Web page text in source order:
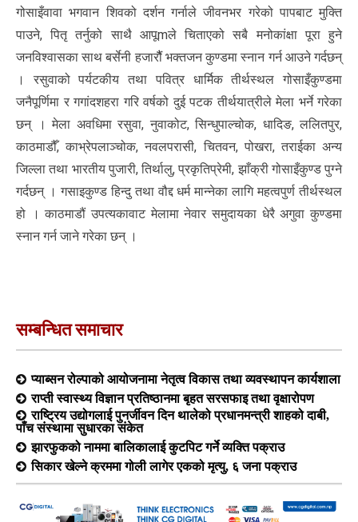
गोसाइँवावा भगवान शिवको दर्शन गर्नाले जीवनभर गरेको पापबाट मुक्ति
पाउने, पितृ तर्नुको साथै आपूmले चिताएको सबै मनोकांक्षा पूरा हुने
जनविश्वासका साथ बर्सेनी हजारौैं भक्तजन कुण्डमा स्नान गर्न आउने गर्दछन्
। रसुवाको पर्यटकीय तथा पवित्र धार्मिक तीर्थस्थल गोसाइँकुण्डमा
जनैपूर्णिमा र गगांदशहरा गरि वर्षको दुई पटक तीर्थयात्रीले मेला भर्ने गरेका
छन् । मेला अवधिमा रसुवा, नुवाकोट, सिन्धुपाल्चोक, धादिङ, ललितपुर,
काठमाडौँ, काभ्रेपलाञ्चोक, नवलपरासी, चितवन, पोखरा, तराईका अन्य
जिल्ला तथा भारतीय पुजारी, तिर्थालु, प्रकृतिप्रेमी, झाँक्री गोसाइँकुण्ड पुग्ने
गर्दछन् । गसाइकुण्ड हिन्दु तथा वौद्द धर्म मान्नेका लागि महत्वपुर्ण तीर्थस्थल
हो । काठमाडौं उपत्यकावाट मेलामा नेवार समुदायका धेरै अगुवा कुण्डमा
स्नान गर्न जाने गरेका छन् ।
सम्बन्धित समाचार
प्याब्सन रोल्पाको आयोजनामा नेतृत्व विकास तथा व्यवस्थापन कार्यशाला
राप्ती स्वास्थ्य विज्ञान प्रतिष्ठानमा बृहत सरसफाइ तथा वृक्षारोपण
राष्ट्रिय उद्योगलाई पुनर्जीवन दिन थालेको प्रधानमन्त्री शाहको दाबी,
पाँच संस्थामा सुधारका संकेत
झारफुकको नाममा बालिकालाई कुटपिट गर्ने व्यक्ति पक्राउ
सिकार खेल्ने क्रममा गोली लागेर एकको मृत्यु, ६ जना पक्राउ